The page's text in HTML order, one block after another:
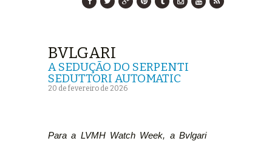
BVLGARI
A SEDUÇÃO DO SERPENTI
SEDUTTORI AUTOMATIC
20 de fevereiro de 2026
Para a LVMH Watch Week, a Bvlgari